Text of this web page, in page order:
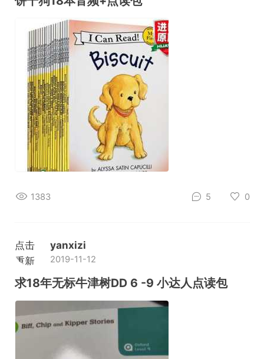
1383 5 0
点击
重新
加载
yanxizi
2019-11-12
求18年无标牛津树DD 6 -9 小达人点读包